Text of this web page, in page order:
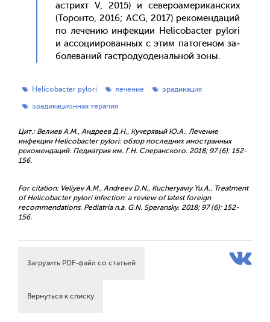
ас­трихт V, 2015) и се­веро­аме­рикан­ских
(То­рон­то, 2016; ACG, 2017) ре­комен­да­ций
по ле­чению ин­фекции Helicobacter pylori
и ас­со­ци­иро­ван­ных с этим па­тоге­ном за­
боле­ваний гас­тро­ду­оде­наль­ной зо­ны.
Helicobacter pylori лечение
эрадикация
эрадикационная терапия
Цит.: Велиев А.М., Андреев Д.Н., Кучерявый Ю.А.. Лечение
инфекции Helicobacter рylori: обзор последних иностранных
рекомендаций. Педиатрия им. Г.Н. Сперанского. 2018; 97 (6): 152-
156.
For citation: Veliyev A.M., Andreev D.N., Kucheryaviy Yu.A.. Treatment
of Helicobacter рylori infection: a review of latest foreign
recommendations. Pediatria n.a. G.N. Speransky. 2018; 97 (6): 152-
156.
Загрузить PDF-файл со статьей
Вернуться к списку